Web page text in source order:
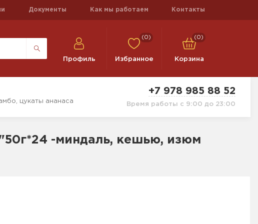
Документы Как мы работаем Контакты
Профиль
(0)
Избранное
(0)
Корзина
цукаты ананаса
+7 978 985 88 52
Время работы с 9:00 до 23:00
-миндаль, кешью, изюм